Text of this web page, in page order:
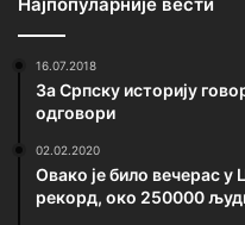
16.07.2018
За Српску историју
одговори
02.02.2020
Овако је било вечерас у
рекорд, око 250000